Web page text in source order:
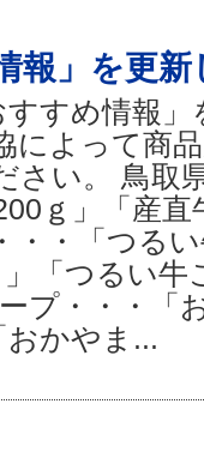
報」を更
すめ情報
によって商
さい。 鳥取
ｇ」「産
・・「つる
「つるい
プ・・・「
かやま...